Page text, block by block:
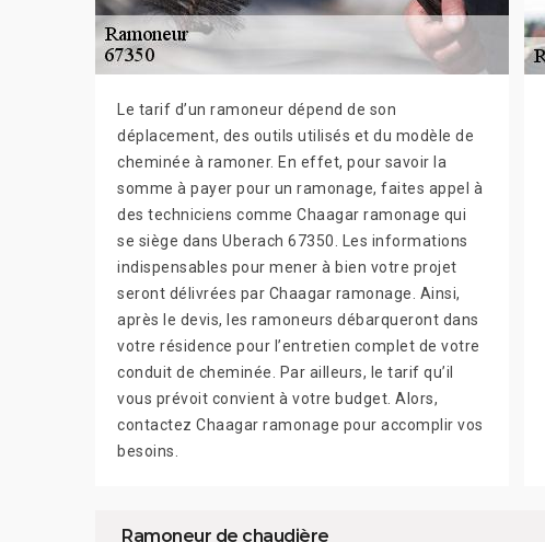
Le tarif d’un ramoneur dépend de son
déplacement, des outils utilisés et du modèle de
cheminée à ramoner. En effet, pour savoir la
somme à payer pour un ramonage, faites appel à
des techniciens comme Chaagar ramonage qui
se siège dans Uberach 67350. Les informations
indispensables pour mener à bien votre projet
seront délivrées par Chaagar ramonage. Ainsi,
après le devis, les ramoneurs débarqueront dans
votre résidence pour l’entretien complet de votre
conduit de cheminée. Par ailleurs, le tarif qu’il
vous prévoit convient à votre budget. Alors,
contactez Chaagar ramonage pour accomplir vos
besoins.
Ramoneur de chaudière